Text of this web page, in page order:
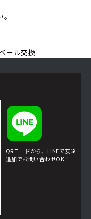
ール交換
QRコードから、 LINEで友達
追加でお問い合わせOK！